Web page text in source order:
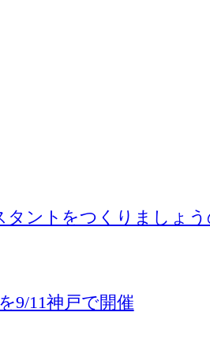
タントをつくりましょ
9/11神戸で開催